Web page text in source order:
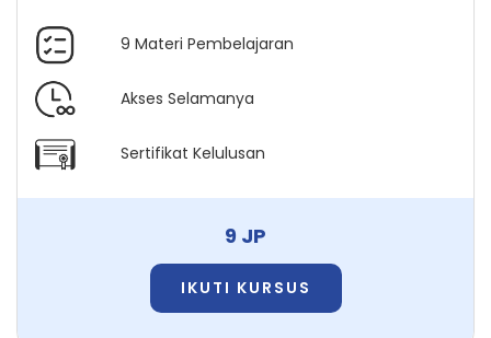
9 Materi Pembelajaran
Akses Selamanya
Sertifikat Kelulusan
9 JP
IKUTI KURSUS